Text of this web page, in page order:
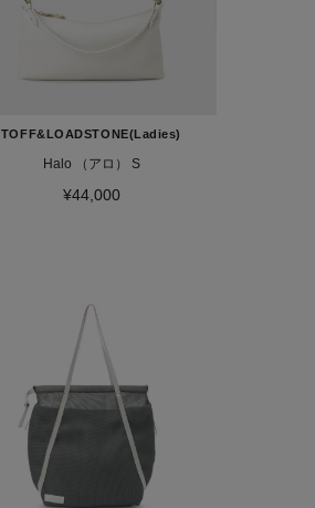
TOFF&LOADSTONE(Ladies)
Halo （アロ） S
¥44,000